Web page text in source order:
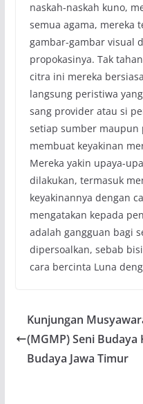
naskah-naskah kuno,
semua agama, mereka
gambar-gambar visual
propokasinya. Tak
citra ini mereka
langsung peristiwa
sang provider atau si
setiap sumber
membuat keyakinan
Mereka yakin upaya-
dilakukan, termasuk
keyakinannya dengan
mengatakan kepada
adalah gangguan bagi
dipersoalkan, sebab
cara bercinta Luna
Kunjungan
(MGMP) Seni
Budaya Jawa Timur